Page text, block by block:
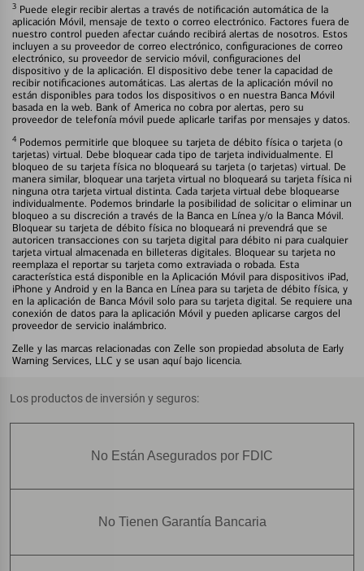
3 Puede elegir recibir alertas a través de notificación automática de la
aplicación Móvil, mensaje de texto o correo electrónico. Factores fuera de
nuestro control pueden afectar cuándo recibirá alertas de nosotros. Estos
incluyen a su proveedor de correo electrónico, configuraciones de correo
electrónico, su proveedor de servicio móvil, configuraciones del
dispositivo y de la aplicación. El dispositivo debe tener la capacidad de
recibir notificaciones automáticas. Las alertas de la aplicación móvil no
están disponibles para todos los dispositivos o en nuestra Banca Móvil
basada en la web. Bank of America no cobra por alertas, pero su
proveedor de telefonía móvil puede aplicarle tarifas por mensajes y datos.
4 Podemos permitirle que bloquee su tarjeta de débito física o tarjeta (o
tarjetas) virtual. Debe bloquear cada tipo de tarjeta individualmente. El
bloqueo de su tarjeta física no bloqueará su tarjeta (o tarjetas) virtual. De
manera similar, bloquear una tarjeta virtual no bloqueará su tarjeta física ni
ninguna otra tarjeta virtual distinta. Cada tarjeta virtual debe bloquearse
individualmente. Podemos brindarle la posibilidad de solicitar o eliminar un
bloqueo a su discreción a través de la Banca en Línea y/o la Banca Móvil.
Bloquear su tarjeta de débito física no bloqueará ni prevendrá que se
autoricen transacciones con su tarjeta digital para débito ni para cualquier
tarjeta virtual almacenada en billeteras digitales. Bloquear su tarjeta no
reemplaza el reportar su tarjeta como extraviada o robada. Esta
característica está disponible en la Aplicación Móvil para dispositivos iPad,
iPhone y Android y en la Banca en Línea para su tarjeta de débito física, y
en la aplicación de Banca Móvil solo para su tarjeta digital. Se requiere una
conexión de datos para la aplicación Móvil y pueden aplicarse cargos del
proveedor de servicio inalámbrico.
Zelle y las marcas relacionadas con Zelle son propiedad absoluta de Early
Warning Services, LLC y se usan aquí bajo licencia.
Los productos de inversión y seguros:
No Están Asegurados por FDIC
No Tienen Garantía Bancaria